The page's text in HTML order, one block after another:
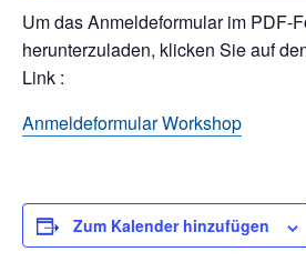
Um das Anmeldeformular im PDF-
herunterzuladen, klicken Sie auf
Link :
Anmeldeformular Workshop
Zum Kalender hinzufügen